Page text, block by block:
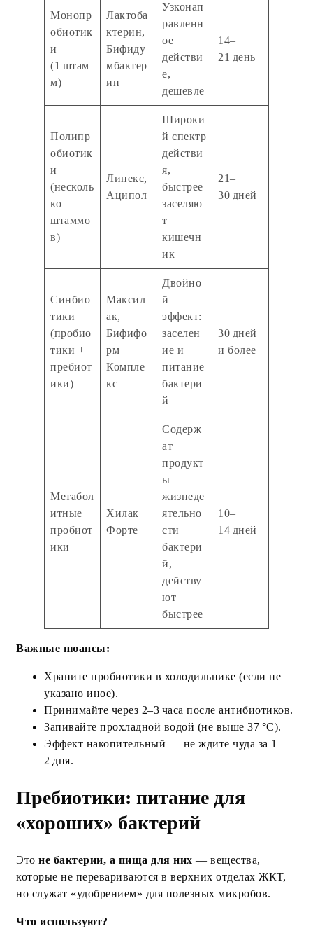
Монопр
обиотик
и
(1 штам
м)
Лактоба
ктерин,
Бифиду
мбактер
ин
Узконап
равленн
ое
действи
е,
дешевле
14–
21 день
Полипр
обиотик
и
(несколь
ко
штаммо
в)
Линекс,
Аципол
Широки
й спектр
действи
я,
быстрее
заселяю
т
кишечн
ик
21–
30 дней
Синбио
тики
(пробио
тики +
пребиот
ики)
Максил
ак,
Бифифо
рм
Компле
кс
Двойно
й
эффект:
заселен
ие и
питание
бактери
й
30 дней
и более
Метабол
итные
пробиот
ики
Хилак
Форте
Содерж
ат
продукт
ы
жизнеде
ятельно
сти
бактери
й,
действу
ют
быстрее
10–
14 дней
Важные нюансы:
Храните пробиотики в холодильнике (если не
указано иное).
Принимайте через 2–3 часа после антибиотиков.
Запивайте прохладной водой (не выше 37 °C).
Эффект накопительный — не ждите чуда за 1–
2 дня.
Пребиотики: питание для
«хороших» бактерий
Это не бактерии, а пища для них — вещества,
которые не перевариваются в верхних отделах ЖКТ,
но служат «удобрением» для полезных микробов.
Что используют?